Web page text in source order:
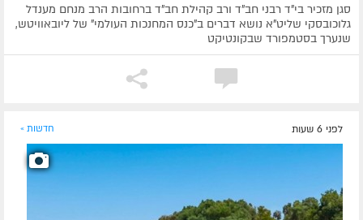
סגן מזכיר בי"ד רבני חב"ד ורב קהילת חב"ד ברחובות הרב מנחם מענדל
גלוכובסקי שליט"א נושא דברים ב"כנס המחנכות העולמי" של ליובאוויטש,
שנערך בסטמפורד שבקונטיקט
לפני 6 שעות חדשות »